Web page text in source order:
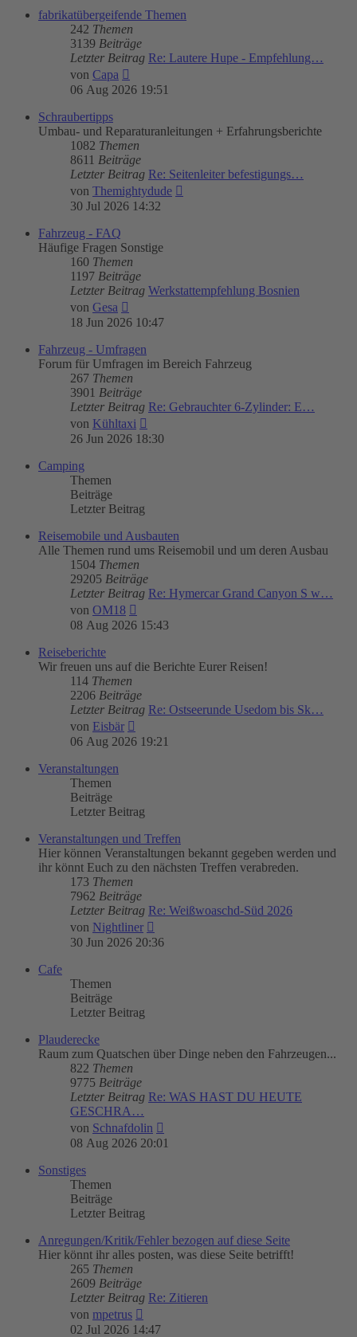
fabrikatübergeifende Themen
242 Themen
3139 Beiträge
Letzter Beitrag Re: Lautere Hupe - Empfehlung…
von Capa
Beitrag
06 Aug 2026 19:51
Schraubertipps
Umbau- und Reparaturanleitungen + Erfahrungsberichte
1082 Themen
8611 Beiträge
Letzter Beitrag Re: Seitenleiter befestigungs…
von Themightydude
30 Jul 2026 14:32
Fahrzeug - FAQ
Häufige Fragen Sonstige
160 Themen
1197 Beiträge
Letzter Beitrag Werkstattempfehlung Bosnien
von Gesa
Beitrag
18 Jun 2026 10:47
Fahrzeug - Umfragen
Forum für Umfragen im Bereich Fahrzeug
267 Themen
3901 Beiträge
Letzter Beitrag Re: Gebrauchter 6-Zylinder: E…
von Kühltaxi
Beitrag
26 Jun 2026 18:30
Camping
Themen
Beiträge
Letzter Beitrag
Reisemobile und Ausbauten
Alle Themen rund ums Reisemobil und um deren Ausbau
1504 Themen
29205 Beiträge
Letzter Beitrag Re: Hymercar Grand Canyon S w…
von OM18
Beitrag
08 Aug 2026 15:43
Reiseberichte
Wir freuen uns auf die Berichte Eurer Reisen!
114 Themen
2206 Beiträge
Letzter Beitrag Re: Ostseerunde Usedom bis Sk…
von Eisbär
Beitrag
06 Aug 2026 19:21
Veranstaltungen
Themen
Beiträge
Letzter Beitrag
Veranstaltungen und Treffen
Hier können Veranstaltungen bekannt gegeben werden und
ihr könnt Euch zu den nächsten Treffen verabreden.
173 Themen
7962 Beiträge
Letzter Beitrag Re: Weißwoaschd-Süd 2026
von Nightliner
Beitrag
30 Jun 2026 20:36
Cafe
Themen
Beiträge
Letzter Beitrag
Plauderecke
Raum zum Quatschen über Dinge neben den Fahrzeugen...
822 Themen
9775 Beiträge
Letzter Beitrag Re: WAS HAST DU HEUTE
GESCHRA…
von Schnafdolin
Beitrag
08 Aug 2026 20:01
Sonstiges
Themen
Beiträge
Letzter Beitrag
Anregungen/Kritik/Fehler bezogen auf diese Seite
Hier könnt ihr alles posten, was diese Seite betrifft!
265 Themen
2609 Beiträge
Letzter Beitrag Re: Zitieren
von mpetrus
Beitrag
02 Jul 2026 14:47